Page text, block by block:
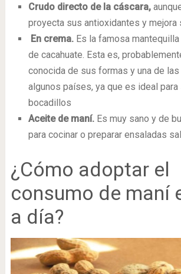
Crudo directo de la cáscara,
proyecta sus antioxidantes y mejora
En crema.Es la famosa mantequilla
de cacahuate. Esta es,
conocida de sus formas y una de
algunos países, ya que es ideal
bocadillos
Aceite de maní.Es muy sano y de
para cocinar o preparar ensaladas
¿Cómo adoptar el
consumo de maní
a día?